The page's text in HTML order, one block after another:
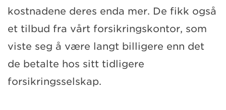
kostnadene deres enda mer. De fikk også
et tilbud fra vårt forsikringskontor, som
viste seg å være langt billigere enn det
de betalte hos sitt tidligere
forsikringsselskap.